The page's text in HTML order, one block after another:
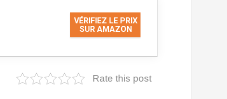
VÉRIFIEZ LE PRIX
SUR AMAZON
Rate this post